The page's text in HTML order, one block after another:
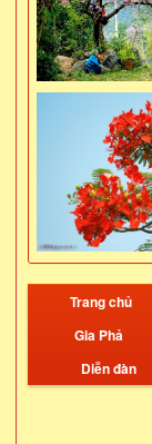
Trang chủ
Gia Phả
Diễn đàn